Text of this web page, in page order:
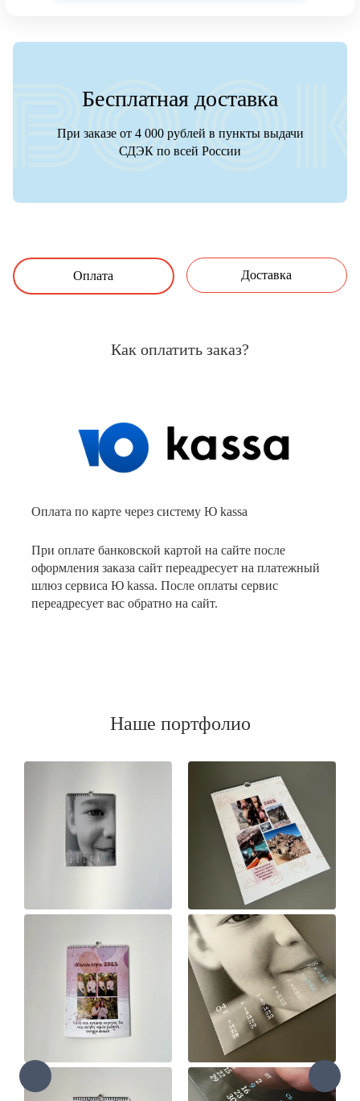
Бесплатная доставка
При заказе от 4 000 рублей в пункты выдачи
СДЭК по всей России
Оплата Доставка
Как оплатить заказ?
Оплата по карте через систему Ю kassa
При оплате банковской картой на сайте после
оформления заказа сайт переадресует на платежный
шлюз сервиса Ю kassa. После оплаты сервис
переадресует вас обратно на сайт.
Наше портфолио